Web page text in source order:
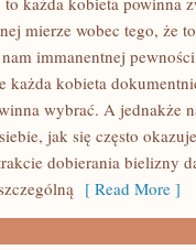
mierze wobec tego, że to
immanentnej
każda kobieta
wybrać. A jednakże
jak się często
dobierania bielizny
[ Read More ]